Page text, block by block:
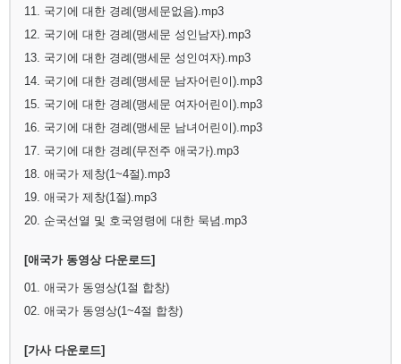
11. 국기에 대한 경례(맹세문없음).mp3
12. 국기에 대한 경례(맹세문 성인남자).mp3
13. 국기에 대한 경례(맹세문 성인여자).mp3
14. 국기에 대한 경례(맹세문 남자어린이).mp3
15. 국기에 대한 경례(맹세문 여자어린이).mp3
16. 국기에 대한 경례(맹세문 남녀어린이).mp3
17. 국기에 대한 경례(무전주 애국가).mp3
18. 애국가 제창(1~4절).mp3
19. 애국가 제창(1절).mp3
20. 순국선열 및 호국영령에 대한 묵념.mp3
[애국가 동영상 다운로드]
01. 애국가 동영상(1절 합창)
02. 애국가 동영상(1~4절 합창)
[가사 다운로드]